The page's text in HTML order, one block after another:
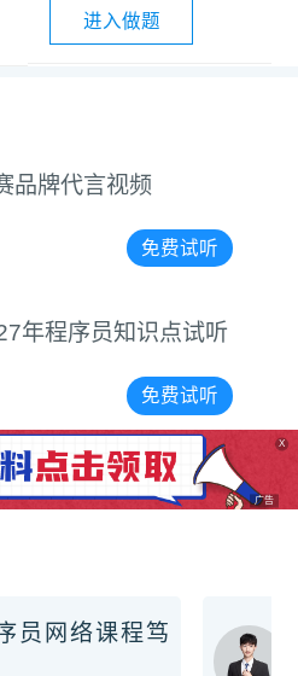
进入做题
程序员报考指南视
程序员备考经验分
X
广告
员网络课程笃